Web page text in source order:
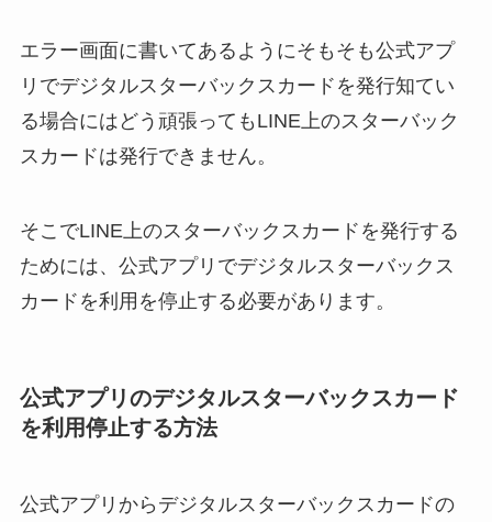
エラー画面に書いてあるようにそもそも公式アプ
リでデジタルスターバックスカードを発行知てい
る場合にはどう頑張ってもLINE上のスターバック
スカードは発行できません。
そこでLINE上のスターバックスカードを発行する
ためには、公式アプリでデジタルスターバックス
カードを利用を停止する必要があります。
公式アプリのデジタルスターバックスカード
を利用停止する方法
公式アプリからデジタルスターバックスカードの